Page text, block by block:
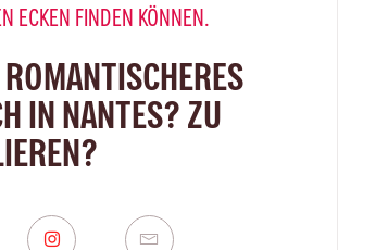
ECKEN FINDEN KÖNNEN.
IN NANTES? ZU